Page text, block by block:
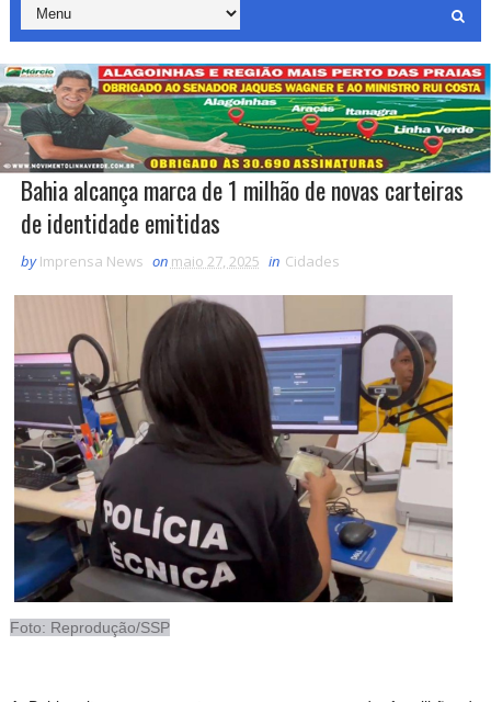
Bahia alcança marca de 1 milhão de novas carteiras
de identidade emitidas
by Imprensa News on maio 27, 2025 in Cidades
Foto: Reprodução/SSP